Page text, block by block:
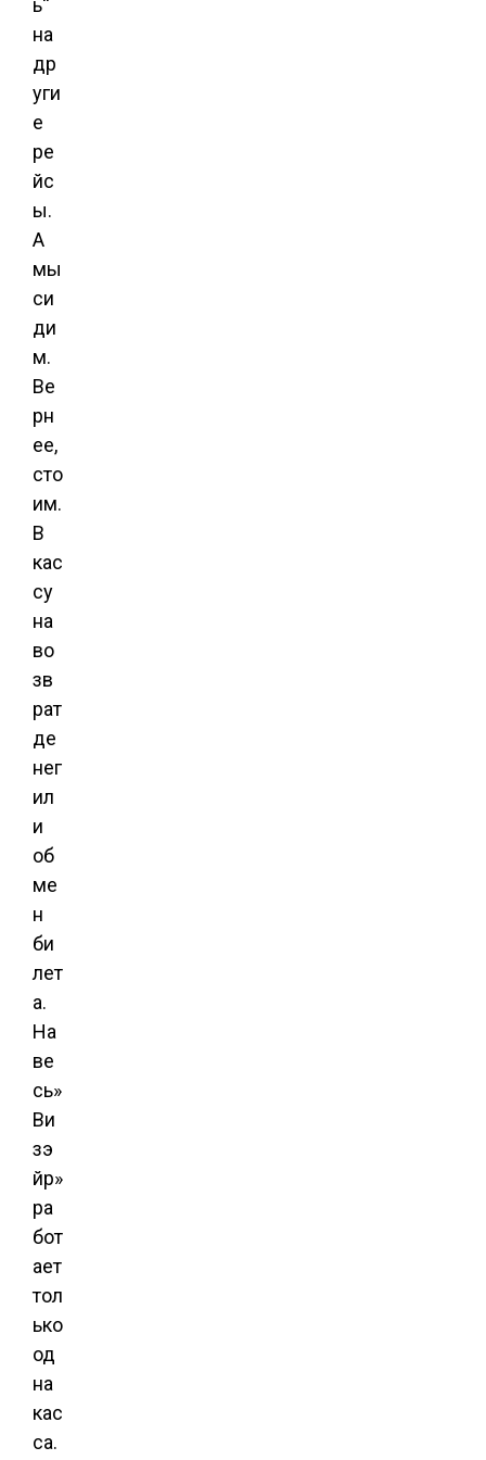
ь“
на
др
уги
е
ре
йс
ы.
А
мы
си
ди
м.
Ве
рн
ее,
сто
им.
В
кас
су
на
во
зв
рат
де
нег
ил
и
об
ме
н
би
лет
а.
На
ве
сь»
Ви
зэ
йр»
ра
бот
ает
тол
ько
од
на
кас
са.